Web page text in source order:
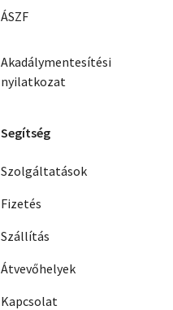
ÁSZF
Akadálymentesítési
nyilatkozat
Segítség
Szolgáltatások
Fizetés
Szállítás
Átvevőhelyek
Kapcsolat